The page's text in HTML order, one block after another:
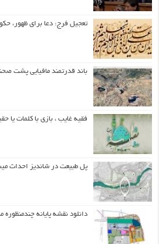
تعجیل فرج: دعا برای ظهور،
باند قدرتمند مافیایی پشت
فقیه غایب ، بازی با کلمات یا
پل طبیعت در شاندیز احداث
دانلود نقشه پایانه